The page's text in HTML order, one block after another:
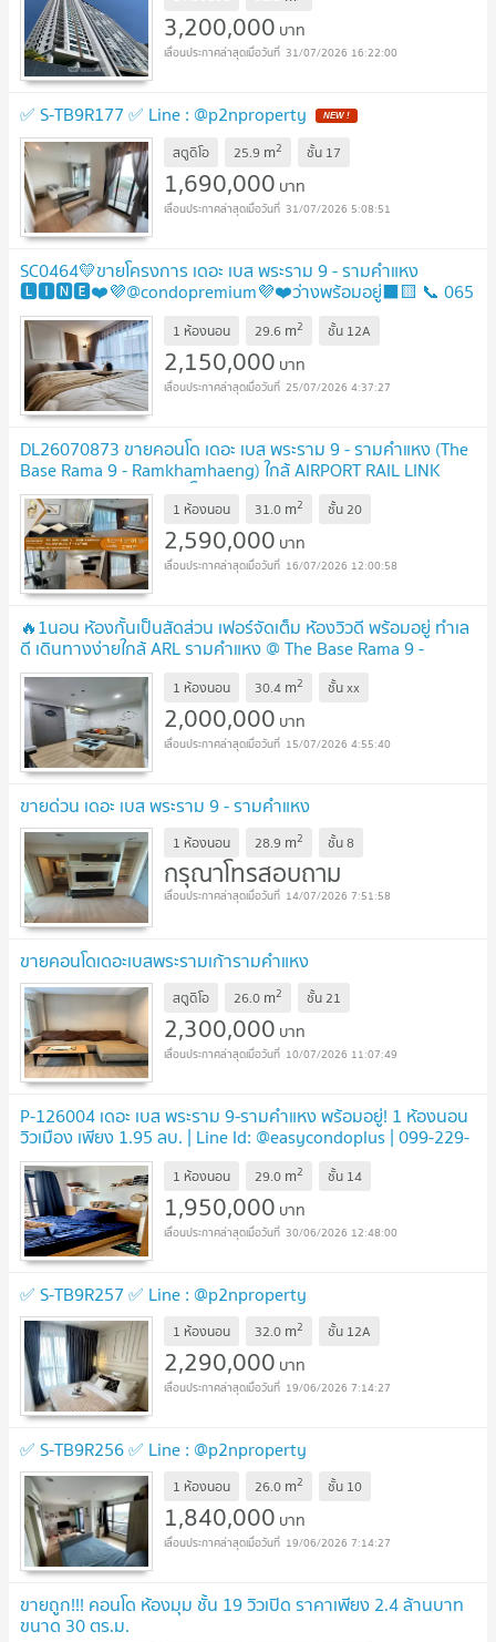
3,200,000 บาท
31/07/2026 16:22:00
✅ S-TB9R177 ✅ Line : @p2nproperty NEW !
สตูดิโอ 25.9 m2 ชั้น 17
1,690,000 บาท
31/07/2026 5:08:51
SC0464💛ขายโครงการ เดอะ เบส พระราม 9 - รามคำแหง
🅻🅸🅽🅴❤️💜@condopremium💜❤️ว่างพร้อมอยู่⬛🟨 📞 065
695 3645🟨⬛ UPDATE !
1 ห้องนอน 29.6 m2 ชั้น 12A
2,150,000 บาท
25/07/2026 4:37:27
DL26070873 ขายคอนโด เดอะ เบส พระราม 9 - รามคำแหง (The
Base Rama 9 - Ramkhamhaeng) ใกล้ AIRPORT RAIL LINK
รามคำแหง พร้อมเข้าอยู่ โทรด่วน 0653619502 LineID
@952jdxxk UPDATE ! 1 ห้องนอน 31.0 m2 ชั้น20
2,590,000 บาท
16/07/2026 12:00:58
🔥1นอน ห้องกั้นเป็นสัดส่วน เฟอร์จัดเต็ม ห้องวิวดี พร้อมอยู่ ทำเล
ดี เดินทางง่ายใกล้ ARL รามคำแหง @ The Base Rama 9 -
Ramkhamhaeng
1 ห้องนอน 30.4 m2 ชั้นxx
2,000,000 บาท
15/07/2026 4:55:40
ขายด่วน เดอะ เบส พระราม 9 - รามคำแหง
1 ห้องนอน 28.9 m2 ชั้น8
กรุณาโทรสอบถาม
14/07/2026 7:51:58
ขายคอนโดเดอะเบสพระรามเก้ารามคำแหง
สตูดิโอ 26.0 m2 ชั้น21
2,300,000 บาท
10/07/2026 11:07:49
P-126004 เดอะ เบส พระราม 9-รามคำแหง พร้อมอยู่! 1 ห้องนอน
วิวเมือง เพียง 1.95 ลบ. | Line Id: @easycondoplus | 099-229-
6397
1 ห้องนอน 29.0 m2 ชั้น 14
1,950,000 บาท
30/06/2026 12:48:00
✅ S-TB9R257 ✅ Line : @p2nproperty
1 ห้องนอน 32.0 m2 ชั้น 12A
2,290,000 บาท
19/06/2026 7:14:27
✅ S-TB9R256 ✅ Line : @p2nproperty
1 ห้องนอน 26.0 m2 ชั้น 10
1,840,000 บาท
19/06/2026 7:14:27
ขายถูก!!! คอนโด ห้องมุม ชั้น 19 วิวเปิด ราคาเพียง 2.4 ล้านบาท
ขนาด 30 ตร.ม.